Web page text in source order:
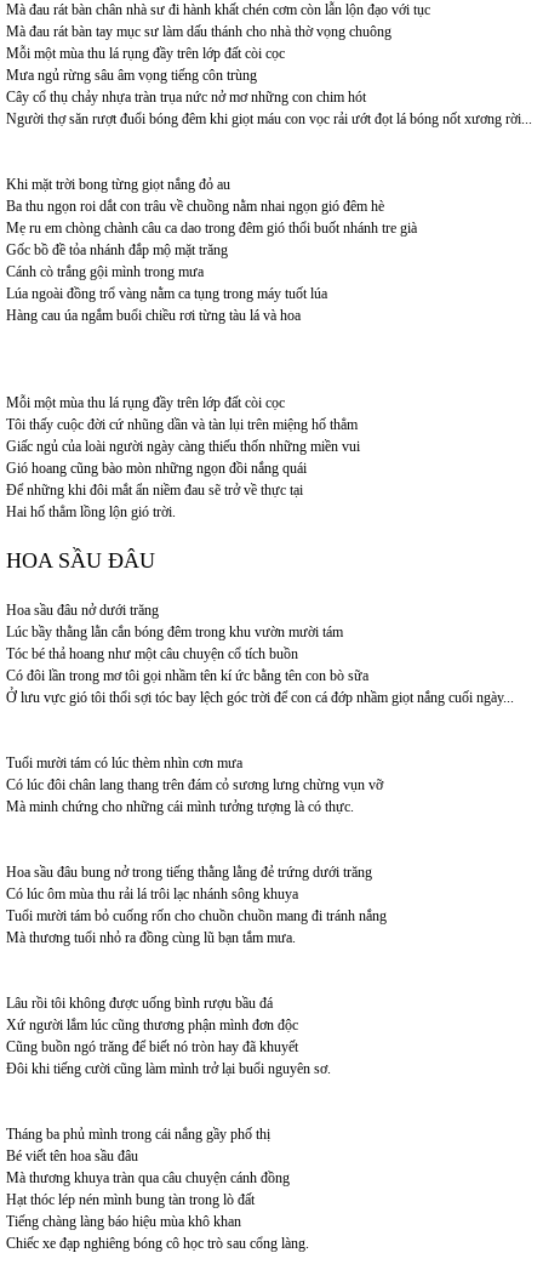
Mà đau rát bàn chân nhà sư đi hành khất chén cơm còn lẫn lộn đạo với tục
Mà đau rát bàn tay mục sư làm dấu thánh cho nhà thờ vọng chuông
Mỗi một mùa thu lá rụng đầy trên lớp đất còi cọc
Mưa ngủ rừng sâu âm vọng tiếng côn trùng
Cây cổ thụ chảy nhựa tràn trụa nức nở mơ những con chim hót
Người thợ săn rượt đuổi bóng đêm khi giọt máu con vọc rải ướt đọt lá bóng nốt xương rời...
Khi mặt trời bong từng giọt nắng đỏ au
Ba thu ngọn roi dắt con trâu về chuồng nằm nhai ngọn gió đêm hè
Mẹ ru em chòng chành câu ca dao trong đêm gió thổi buốt nhánh tre già
Gốc bồ đề tỏa nhánh đắp mộ mặt trăng
Cánh cò trắng gội mình trong mưa
Lúa ngoài đồng trổ vàng nằm ca tụng trong máy tuốt lúa
Hàng cau úa ngắm buổi chiều rơi từng tàu lá và hoa
Mỗi một mùa thu lá rụng đầy trên lớp đất còi cọc
Tôi thấy cuộc đời cứ nhũng dần và tàn lụi trên miệng hố thẳm
Giấc ngủ của loài người ngày càng thiếu thốn những miền vui
Gió hoang cũng bào mòn những ngọn đồi nắng quái
Để những khi đôi mắt ẩn niềm đau sẽ trở về thực tại
Hai hố thẳm lồng lộn gió trời.
HOA SẦU ĐÂU
Hoa sầu đâu nở dưới trăng
Lúc bầy thằng lằn cắn bóng đêm trong khu vườn mười tám
Tóc bé thả hoang như một câu chuyện cổ tích buồn
Có đôi lần trong mơ tôi gọi nhầm tên kí ức bằng tên con bò sữa
Ở lưu vực gió tôi thổi sợi tóc bay lệch góc trời để con cá đớp nhầm giọt nắng cuối ngày...
Tuổi mười tám có lúc thèm nhìn cơn mưa
Có lúc đôi chân lang thang trên đám cỏ sương lưng chừng vụn vỡ
Mà minh chứng cho những cái mình tưởng tượng là có thực.
Hoa sầu đâu bung nở trong tiếng thằng lằng đẻ trứng dưới trăng
Có lúc ôm mùa thu rải lá trôi lạc nhánh sông khuya
Tuổi mười tám bỏ cuống rốn cho chuồn chuồn mang đi tránh nắng
Mà thương tuổi nhỏ ra đồng cùng lũ bạn tắm mưa.
Lâu rồi tôi không được uống bình rượu bầu đá
Xứ người lắm lúc cũng thương phận mình đơn độc
Cũng buồn ngó trăng để biết nó tròn hay đã khuyết
Đôi khi tiếng cười cũng làm mình trở lại buổi nguyên sơ.
Tháng ba phủ mình trong cái nắng gầy phố thị
Bé viết tên hoa sầu đâu
Mà thương khuya tràn qua câu chuyện cánh đồng
Hạt thóc lép nén mình bung tàn trong lò đất
Tiếng chàng làng báo hiệu mùa khô khan
Chiếc xe đạp nghiêng bóng cô học trò sau cổng làng.